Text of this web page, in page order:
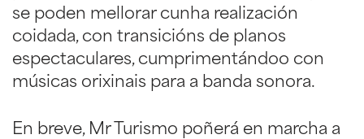
se poden mellorar cunha realización
coidada, con transicións de planos
espectaculares, cumprimentándoo con
músicas orixinais para a banda sonora.
En breve, Mr Turismo poñerá en marcha a